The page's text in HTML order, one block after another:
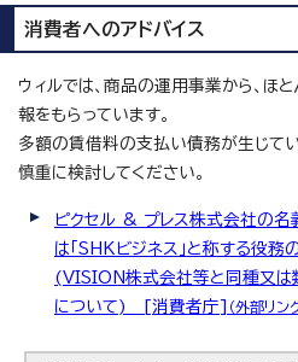
消費者へのアドバイス
ウィルでは、商品の運用事業から、ほ
報をもらっています。
多額の賃借料の支払い債務が生じてい
慎重に検討してください。
ピクセル & プレス株式会社の名
は「SHKビジネス」と称する役
(VISION株式会社等と同種又は
について) [消費者庁] （外部リン